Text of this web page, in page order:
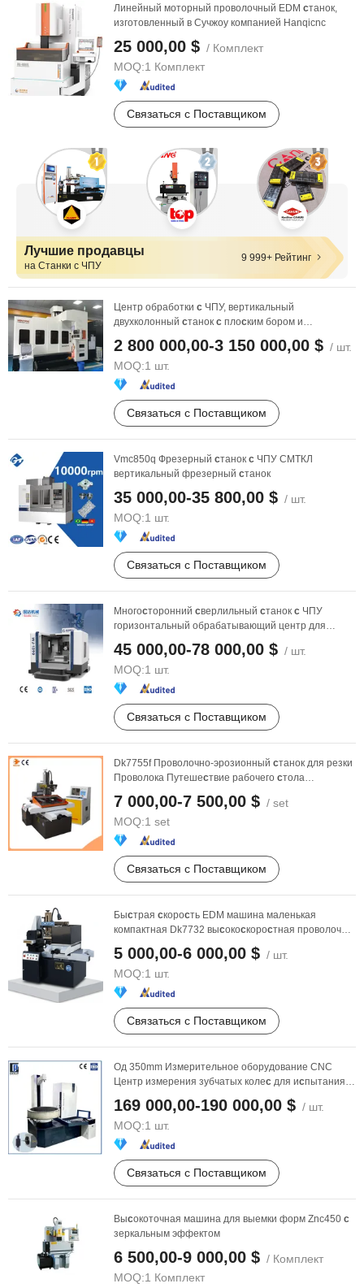
Линейный моторный проволочный EDM станок,
изготовленный в Сучжоу компанией Hanqicnc
25 000,00 $ / Комплект
MOQ:1 Комплект
Связаться с Поставщиком
Лучшие продавцы
на Станки с ЧПУ
9 999+ Рейтинг
Центр обработки с ЧПУ, вертикальный
двухколонный станок с плоским бором и
2 800 000,00-3 150 000,00 $ / шт.
MOQ:1 шт.
Связаться с Поставщиком
Vmc850q Фрезерный станок с ЧПУ СМТКЛ
вертикальный фрезерный станок
35 000,00-35 800,00 $ / шт.
MOQ:1 шт.
Связаться с Поставщиком
Многосторонний сверлильный станок с ЧПУ
горизонтальный обрабатывающий центр для
45 000,00-78 000,00 $ / шт.
MOQ:1 шт.
Связаться с Поставщиком
Dk7755f Проволочно-эрозионный станок для резки
Проволока Путешествие рабочего стола
7 000,00-7 500,00 $ / set
MOQ:1 set
Связаться с Поставщиком
Быстрая скорость EDM машина маленькая
компактная Dk7732 высокоскоростная проволочно-
5 000,00-6 000,00 $ / шт.
MOQ:1 шт.
Связаться с Поставщиком
Од 350mm Измерительное оборудование CNC
Центр измерения зубчатых колес для испытания
169 000,00-190 000,00 $ / шт.
MOQ:1 шт.
Связаться с Поставщиком
Высокоточная машина для выемки форм Znc450 с
зеркальным эффектом
6 500,00-9 000,00 $ / Комплект
MOQ:1 Комплект